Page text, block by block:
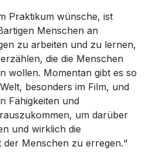
Praktikum wünsche, ist
Menschen an
zu arbeiten und zu lernen,
die die Menschen
wollen. Momentan gibt es so
besonders im Film, und
Fähigkeiten und
um darüber
und wirklich die
der Menschen zu erregen.“